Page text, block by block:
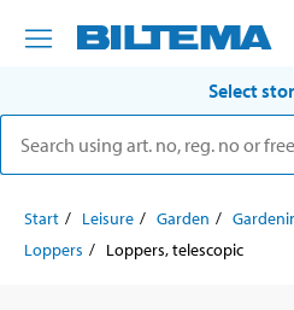
Select
Start Leisure Garden
Loppers
Loppers, telescopic